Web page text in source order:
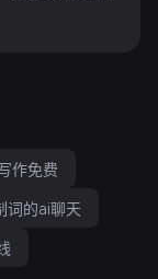
作免费
词的ai聊天